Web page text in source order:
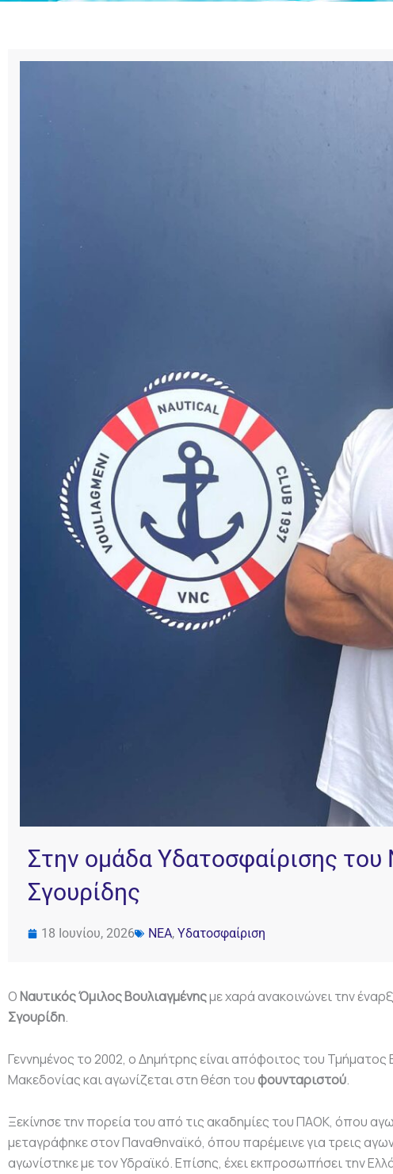
Στην ομάδα Υδατοσφαίρισης
Σγουρίδης
18 Ιουνίου, 2026 ΝΕΑ, Υδατοσφαίριση
ΟΝαυτικός Όμιλος Βουλιαγμένηςμε χαρά ανακοινώνει την
Σγουρίδη.
Γεννημένος το 2002, ο Δημήτρης είναι απόφοιτος του
Μακεδονίας και αγωνίζεται στη θέση τουφουνταριστού.
Ξεκίνησε την πορεία του από τις ακαδημίες του ΠΑΟΚ, όπου
μεταγράφηκε στον Παναθηναϊκό, όπου παρέμεινε για τρεις
αγωνίστηκε με τον Υδραϊκό. Επίσης, έχει εκπροσωπήσει την